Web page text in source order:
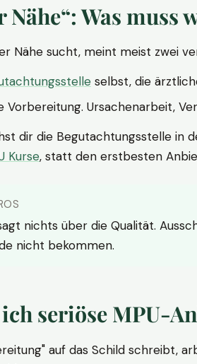
Nähe“: Was
Nähe sucht, meint meist zwei
selbst, die
Vorbereitung. Ursachenarbeit,
dir die Begutachtungsstelle in
Kurse, statt den erstbesten
nichts über die Qualität.
nicht bekommen.
seriöse MPU-
auf das Schild schreibt,